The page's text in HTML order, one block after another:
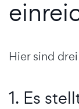
Hier sind
1. Es